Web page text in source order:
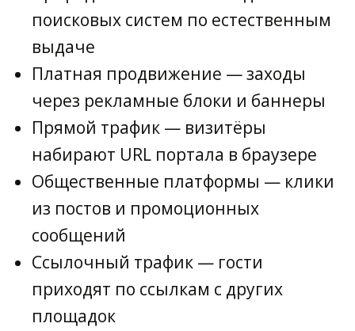
поисковых систем по естественным
выдаче
Платная продвижение — заходы
через рекламные блоки и баннеры
Прямой трафик — визитёры
набирают URL портала в браузере
Общественные платформы — клики
из постов и промоционных
сообщений
Ссылочный трафик — гости
приходят по ссылкам с других
площадок